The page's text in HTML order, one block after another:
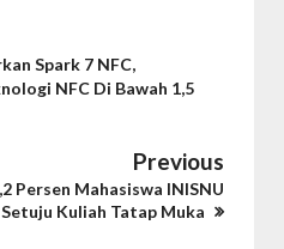
Spark 7 NFC,
NFC Di Bawah 1,5
Previous
Persen Mahasiswa INISNU
Kuliah Tatap Muka